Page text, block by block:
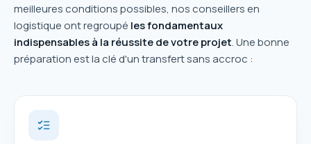
meilleures conditions possibles, nos conseillers en
logistique ont regroupé les fondamentaux
indispensables à la réussite de votre projet. Une bonne
préparation est la clé d'un transfert sans accroc :